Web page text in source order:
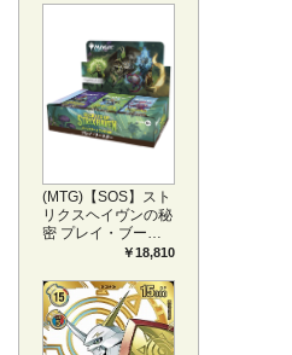
(MTG)【SOS】スト
リクスヘイヴンの秘
密 プレイ・ブース
ター1BOX日本語版
￥18,810